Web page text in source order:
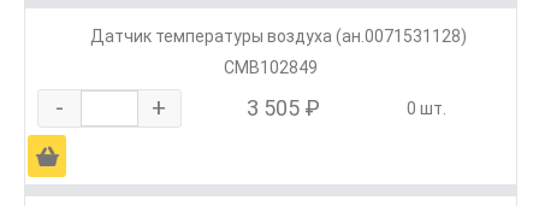
Датчик температуры воздуха (ан.0071531128)
CMB102849
- + 3 505 ₽ 0 шт.
Ä